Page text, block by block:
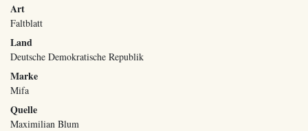
Art
Faltblatt
Land
Deutsche Demokratische Republik
Marke
Mifa
Quelle
Maximilian Blum